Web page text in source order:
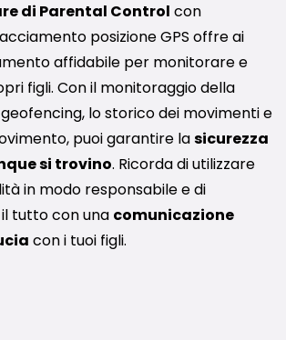
di Parental Control con
posizione GPS offre ai
affidabile per monitorare e
figli. Con il monitoraggio della
geofencing, lo storico dei movimenti e
puoi garantire lasicurezza
si trovino. Ricorda di utilizzare
in modo responsabile e di
tutto con una comunicazione
con i tuoi figli.